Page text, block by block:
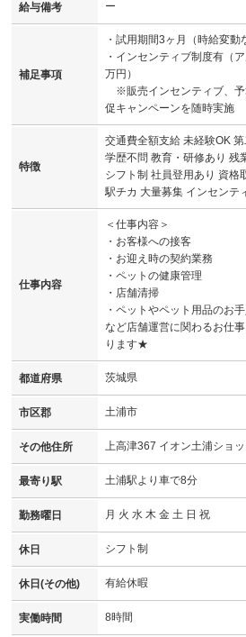
給与備考 ー
補足事項
・試用期間3ヶ月（時給変動
・インセンティブ制度有（
万円）
※販売インセンティブ、予
促キャンペーンを随時実施
特徴
交通費全額支給 未経験OK
学歴不問 教育・研修あり 残
シフト制 社員登用あり 資格
駅チカ 大量募集 インセンテ
仕事内容
＜仕事内容＞
・お客様への接客
・お迎え時の契約業務
・ペットの健康管理
・店舗清掃
・ペットやペット用品のお
など店舗運営に関わるお仕
ります★
都道府県 茨城県
市区郡 土浦市
その他住所 上高津367 イオン土浦ショ
最寄り駅 土浦駅より車で8分
勤務曜日 月 火 水 木 金 土 日 祝
休日 シフト制
休日(その他) 有給休暇
実働時間 8時間